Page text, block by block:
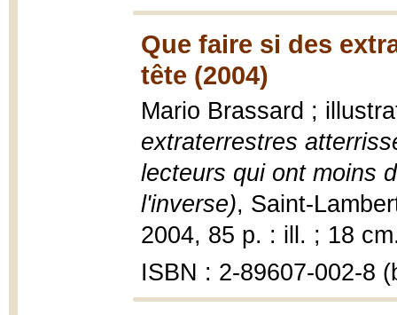
Que faire si des
tête (2004)
Mario Brassard ;
extraterrestres
lecteurs qui ont moins
l'inverse), Saint-
2004, 85 p. : ill. ; 18
ISBN : 2-89607-002-8